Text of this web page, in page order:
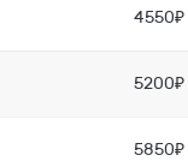
4550₽
5200₽
5850₽